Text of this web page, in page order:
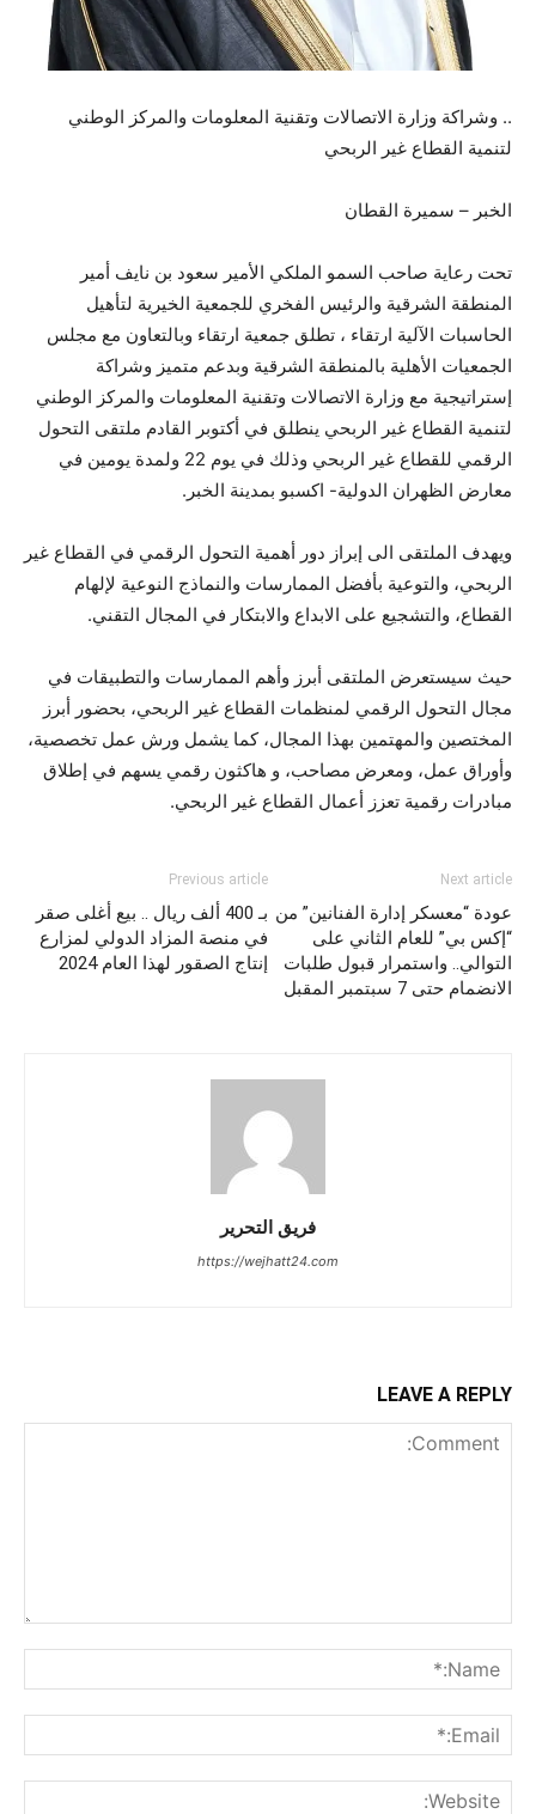
.. وشراكة وزارة الاتصالات وتقنية المعلومات والمركز الوطني
لتنمية القطاع غير الربحي
الخبر – سميرة القطان
تحت رعاية صاحب السمو الملكي الأمير سعود بن نايف أمير
المنطقة الشرقية والرئيس الفخري للجمعية الخيرية لتأهيل
الحاسبات الآلية ارتقاء ، تطلق جمعية ارتقاء وبالتعاون مع مجلس
الجمعيات الأهلية بالمنطقة الشرقية وبدعم متميز وشراكة
إستراتيجية مع وزارة الاتصالات وتقنية المعلومات والمركز الوطني
لتنمية القطاع غير الربحي ينطلق في أكتوبر القادم ملتقى التحول
الرقمي للقطاع غير الربحي وذلك في يوم 22 ولمدة يومين في
معارض الظهران الدولية- اكسبو بمدينة الخبر.
ويهدف الملتقى الى إبراز دور أهمية التحول الرقمي في القطاع غير
الربحي، والتوعية بأفضل الممارسات والنماذج النوعية لإلهام
القطاع، والتشجيع على الابداع والابتكار في المجال التقني.
حيث سيستعرض الملتقى أبرز وأهم الممارسات والتطبيقات في
مجال التحول الرقمي لمنظمات القطاع غير الربحي، بحضور أبرز
المختصين والمهتمين بهذا المجال، كما يشمل ورش عمل تخصصية،
وأوراق عمل، ومعرض مصاحب، و هاكثون رقمي يسهم في إطلاق
مبادرات رقمية تعزز أعمال القطاع غير الربحي.
Previous article
بـ 400 ألف ريال .. بيع أغلى صقر
في منصة المزاد الدولي لمزارع
إنتاج الصقور لهذا العام 2024
Next article
عودة “معسكر إدارة الفنانين” من
“إكس بي” للعام الثاني على
التوالي.. واستمرار قبول طلبات
الانضمام حتى 7 سبتمبر المقبل
فريق التحرير
https://wejhatt24.com
LEAVE A REPLY